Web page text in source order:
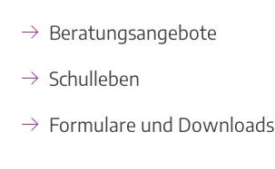
Beratungsangebote
Schulleben
Formulare und Downloads